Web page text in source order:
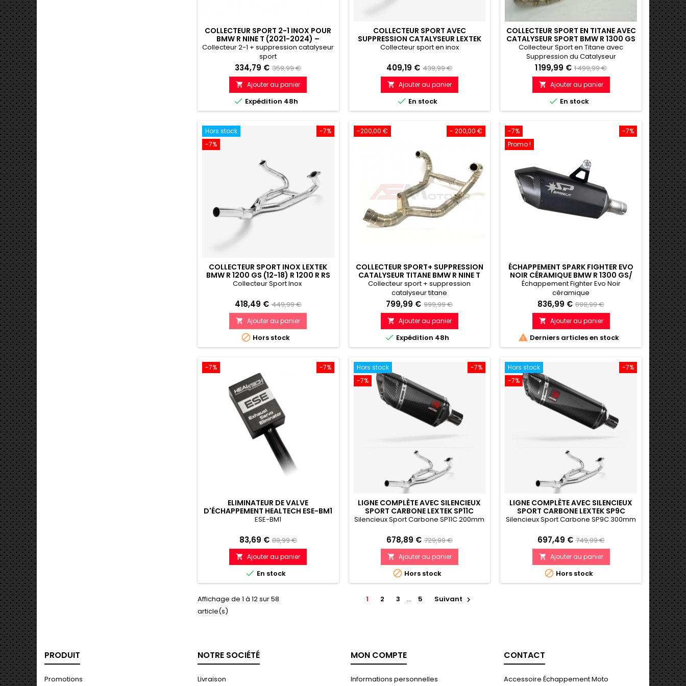
COLLECTEUR SPORT 2-1 INOX POUR
BMW R NINE T (2021-2024) –
PERFORMANCE & SONORITÉ
AMÉLIORÉES
Collecteur 2-1 + suppression catalyseur
sport
Prix
334,79 € Prix
de
référence
359,99 €
 Ajouter au panier
 Expédition 48h
COLLECTEUR SPORT AVEC
SUPPRESSION CATALYSEUR LEXTEK
BMW R 1200 GS (12-18) R 1200 R RS
Collecteur sport en inox
Prix
409,19 € Prix
de
référence
439,99 €
 Ajouter au panier
 En stock
COLLECTEUR SPORT EN TITANE AVEC
CATALYSEUR SPORT BMW R 1300 GS
2023-2025
Collecteur Sport en Titane avec
Suppression du Catalyseur
Prix
1 199,99 € Prix
de
référence
1 499,99 €
 Ajouter au panier
 En stock
-7%
Hors stock
-7%
COLLECTEUR SPORT INOX LEXTEK
BMW R 1200 GS (12-18) R 1200 R RS
(14-18)
Collecteur Sport Inox
Prix
418,49 € Prix
de
référence
449,99 €
 Ajouter au panier
 Hors stock
- 200,00 €
-200,00 €
COLLECTEUR SPORT+ SUPPRESSION
CATALYSEUR TITANE BMW R NINE T
2014-2019
Collecteur sport + suppression
catalyseur titane
Prix
799,99 € Prix
de
référence
999,99 €
 Ajouter au panier
 Expédition 48h
-7%
-7%
Promo !
ÉCHAPPEMENT SPARK FIGHTER EVO
NOIR CÉRAMIQUE BMW R 1300 GS/
ADVENTURE 2023-2025 – EURO5
HOMOLOGUÉ
Échappement Fighter Evo Noir
céramique
Prix
836,99 € Prix
de
référence
899,99 €
 Ajouter au panier
 Derniers articles en stock
-7%
-7%
ELIMINATEUR DE VALVE
D'ÉCHAPPEMENT HEALTECH ESE-BM1
ESE-BM1
Prix
83,69 € Prix
de
référence
89,99 €
 Ajouter au panier
 En stock
-7%
Hors stock
-7%
LIGNE COMPLÈTE AVEC SILENCIEUX
SPORT CARBONE LEXTEK SP11C
200MM BMW R 1200 GS (12-18) R
Silencieux Sport Carbone SP11C 200mm
Prix
678,89 € Prix
de
référence
729,99 €
 Ajouter au panier
 Hors stock
-7%
Hors stock
-7%
LIGNE COMPLÈTE AVEC SILENCIEUX
SPORT CARBONE LEXTEK SP9C
300MM BMW R 1200 GS (12-18) R
Silencieux Sport Carbone SP9C 300mm
Prix
697,49 € Prix
de
référence
749,99 €
 Ajouter au panier
 Hors stock
Affichage de 1 à 12 sur 58
article(s)
1 2 3 … 5 Suivant 
PRODUIT
Promotions
NOTRE SOCIÉTÉ
Livraison
MON COMPTE
Informations personnelles
CONTACT
Accessoire Échappement Moto